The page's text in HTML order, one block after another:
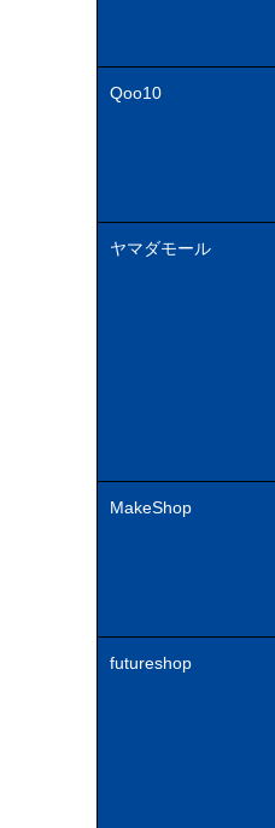
Qoo10
ヤマダモール
MakeShop
futureshop